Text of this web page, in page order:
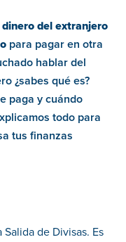
del extranjero
para pagar en otra
hablar del
¿sabes qué es?
paga y cuándo
todo para
tus finanzas
Salida de Divisas. Es